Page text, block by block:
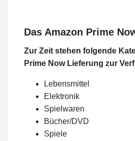
Das Amazon Prime
Zur Zeit stehen folgende
Prime Now Lieferung zur
Lebensmittel
Elektronik
Spielwaren
Bücher/DVD
Spiele